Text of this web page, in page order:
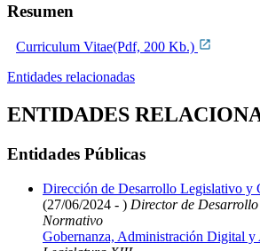
Resumen
Curriculum Vitae(Pdf, 200 Kb.)
Entidades relacionadas
ENTIDADES
Entidades Públicas
Dirección de Desarrollo Legislativo y
(27/06/2024 - ) Director de
Normativo
Gobernanza, Administración Digital y